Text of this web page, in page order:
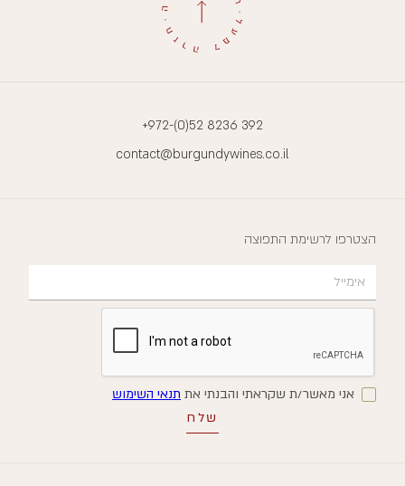
+972-(0)52 8236 392
contact@burgundywines.co.il
הצטרפו לרשימת התפוצה
אני מאשר/ת שקראתי והבנתי את תנאי השימוש